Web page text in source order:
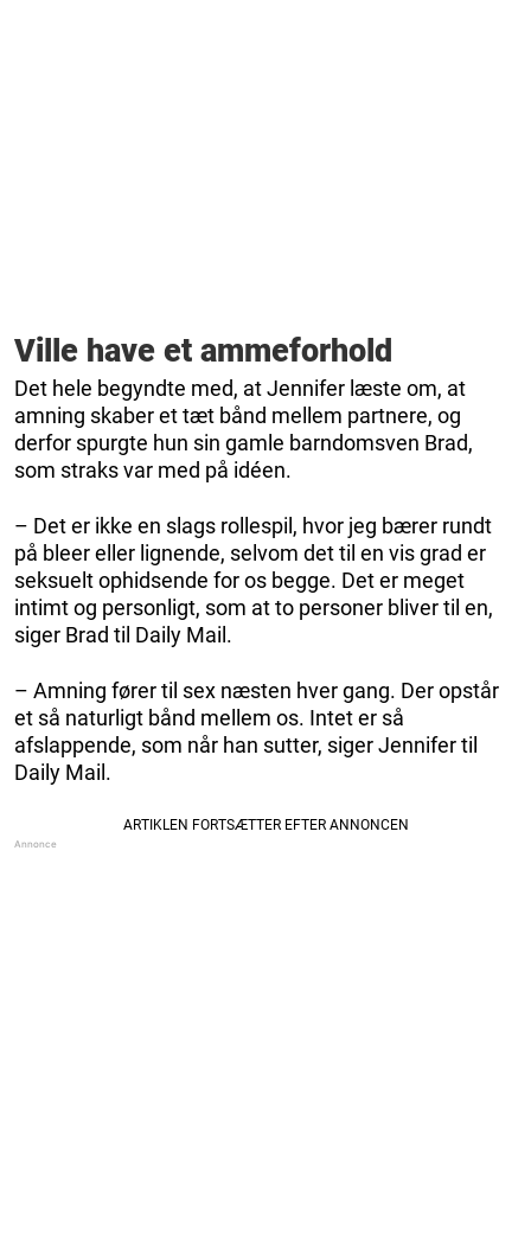
Ville have et ammeforhold
Det hele begyndte med, at Jennifer læste om, at
amning skaber et tæt bånd mellem partnere, og
derfor spurgte hun sin gamle barndomsven Brad,
som straks var med på idéen.
– Det er ikke en slags rollespil, hvor jeg bærer rundt
på bleer eller lignende, selvom det til en vis grad er
seksuelt ophidsende for os begge. Det er meget
intimt og personligt, som at to personer bliver til en,
siger Brad til Daily Mail.
– Amning fører til sex næsten hver gang. Der opstår
et så naturligt bånd mellem os. Intet er så
afslappende, som når han sutter, siger Jennifer til
Daily Mail.